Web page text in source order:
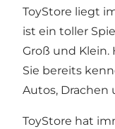
ToyStore liegt
ist ein toller
Groß und Klein.
Sie bereits
Autos, Drachen
ToyStore hat